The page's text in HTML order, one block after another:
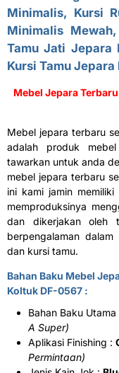
Minimalis, Kursi
Minimalis
Tamu Jati Jepara
Kursi Tamu Jepara
Mebel Jepara Terbaru
Mebel jepara terbaru
adalah produk
tawarkan untuk anda
mebel jepara terbaru
ini kami jamin
memproduksinya
dan dikerjakan oleh
berpengalaman
dan kursi tamu.
Bahan Baku Mebel
Koltuk DF-0567 :
Bahan Baku Utama
A Super)
Aplikasi Finishing :
Permintaan)